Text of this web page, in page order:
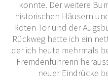
konnte. Der weitere
historischen Häusern
Roten Tor und der
Rückweg hatte ich ein
der ich heute mehrmals
Fremdenführerin
neuer Eindrücke